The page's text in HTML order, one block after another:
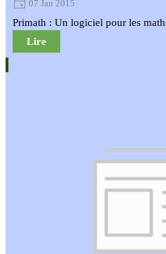
07 Jan 2015
Primath : Un logiciel pour les
Lire